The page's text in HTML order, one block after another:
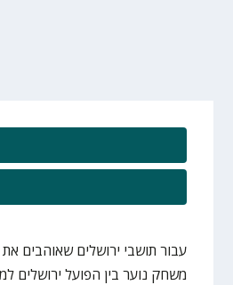
עבור תושבי ירושלים שאוהבים
משחק נוער בין הפועל ירושלים